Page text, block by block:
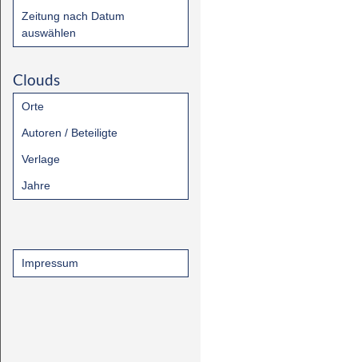
Zeitung nach Datum
auswählen
Clouds
Orte
Autoren / Beteiligte
Verlage
Jahre
Impressum